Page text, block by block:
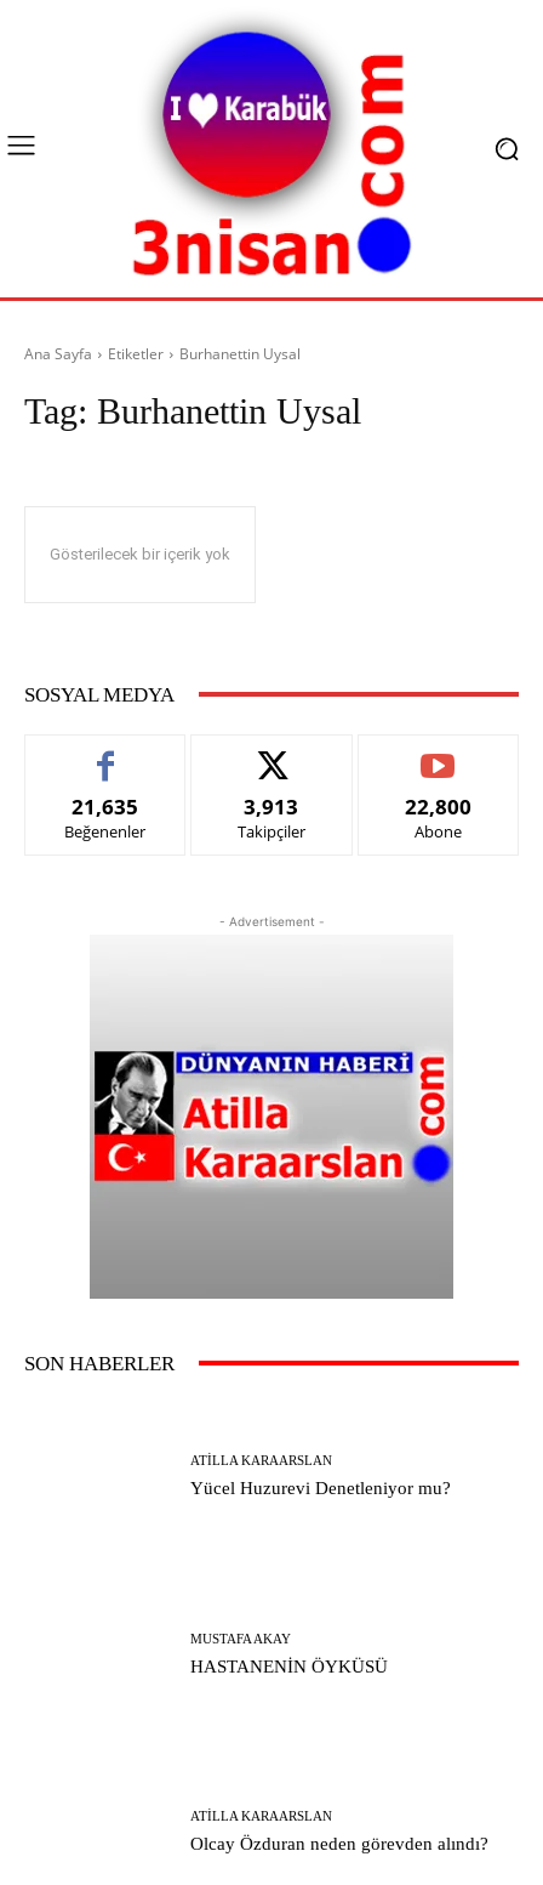
Ana Sayfa Etiketler Burhanettin Uysal
Tag: Burhanettin Uysal
Gösterilecek bir içerik yok
SOSYAL MEDYA
21,635
Beğenenler
3,913
Takipçiler
22,800
Abone
- Advertisement -
SON HABERLER
ATILLA KARAARSLAN
Yücel Huzurevi Denetleniyor mu?
MUSTAFA AKAY
HASTANENİN ÖYKÜSÜ
ATILLA KARAARSLAN
Olcay Özduran neden görevden alındı?